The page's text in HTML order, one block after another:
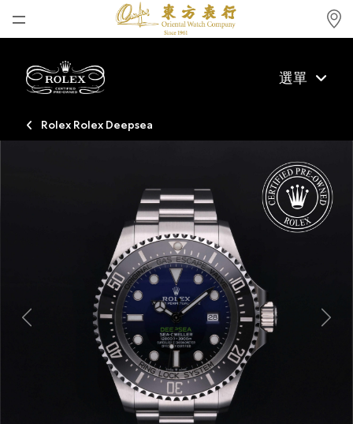
最新消息
腕表資訊
勞力士中古錶認證
選單
Rolex Rolex Deepsea
Previous Next